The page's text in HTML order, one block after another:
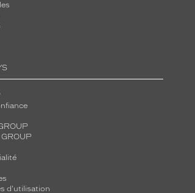
d'utilisation